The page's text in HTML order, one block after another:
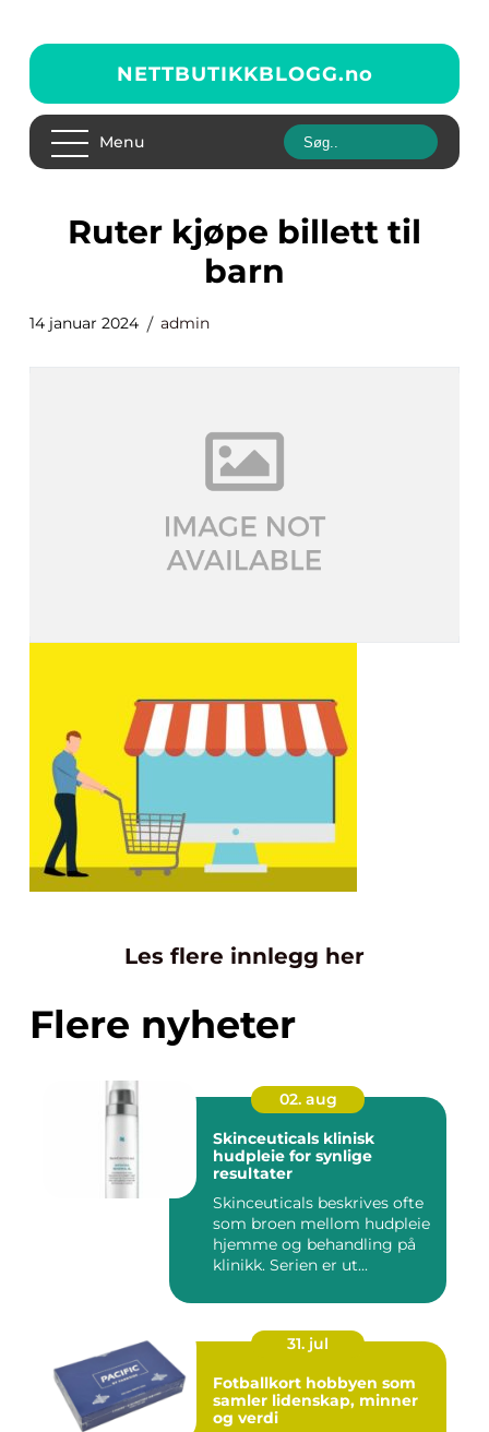
NETTBUTIKKBLOGG.no
Menu
ruter kjøpe billett til
barn
14 januar 2024 admin
Les flere innlegg her
Flere nyheter
02. aug
Skinceuticals klinisk
hudpleie for synlige
resultater
Skinceuticals beskrives ofte
som broen mellom hudpleie
hjemme og behandling på
klinikk. Serien er ut...
31. jul
Fotballkort hobbyen som
samler lidenskap, minner
og verdi